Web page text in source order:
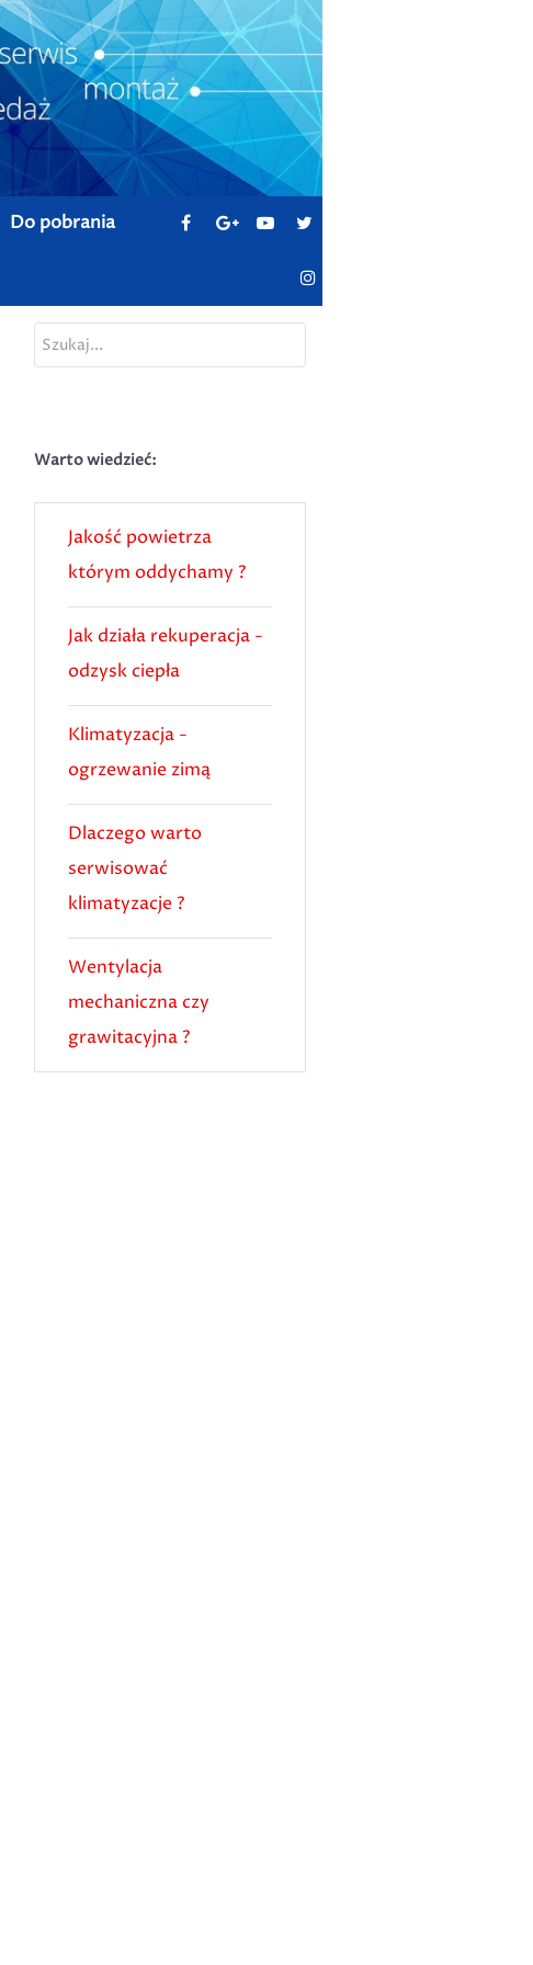
Do pobrania
Szukaj...
Warto wiedzieć:
Jakość powietrza
którym oddychamy ?
Jak działa rekuperacja -
odzysk ciepła
Klimatyzacja -
ogrzewanie zimą
Dlaczego warto
serwisować
klimatyzacje ?
Wentylacja
mechaniczna czy
grawitacyjna ?